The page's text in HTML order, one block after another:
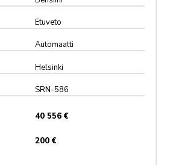
Etuveto
Automaatti
Helsinki
SRN-586
40 556 €
200 €